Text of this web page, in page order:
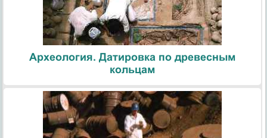
Археология. Датировка по древесным
кольцам